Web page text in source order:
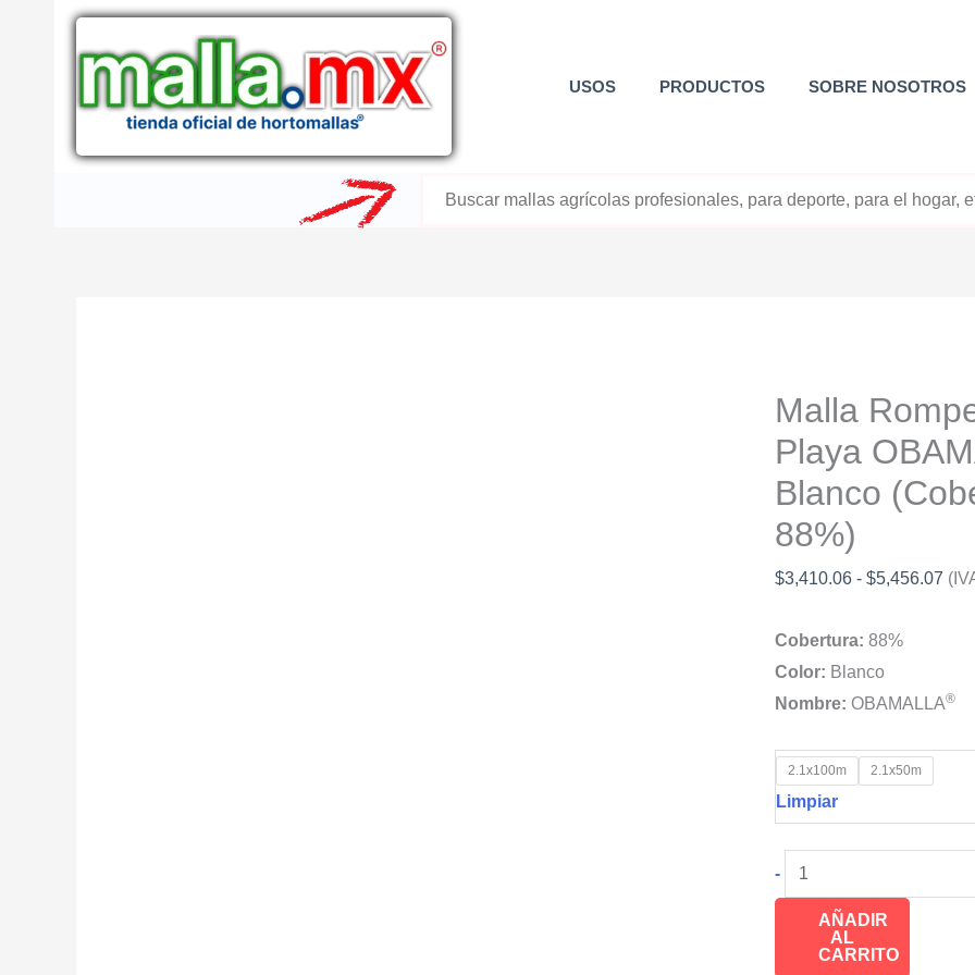
contenido
USOS PRODUCTOS SOBRE NOSOTROS
Malla
Playa
Blanco
88%)
$3,410.06 - $5,456.07
Cobertura: 88%
Color: Blanco
Nombre: OBAMALLA®
2.1x100m 2.1x50m
Limpiar
-
Malla
Rompevientos
AÑADIR
AL
CARRITO